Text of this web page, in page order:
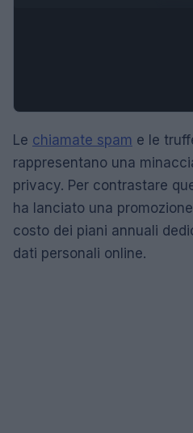
Le chiamate spam e le
rappresentano una
privacy. Per contrastare
ha lanciato una
costo dei piani annuali
dati personali online.